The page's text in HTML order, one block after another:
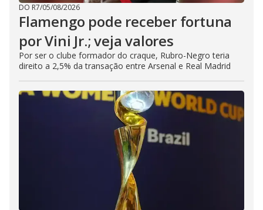
DO R7/05/08/2026
Flamengo pode receber fortuna
por Vini Jr.; veja valores
Por ser o clube formador do craque, Rubro-Negro teria
direito a 2,5% da transação entre Arsenal e Real Madrid